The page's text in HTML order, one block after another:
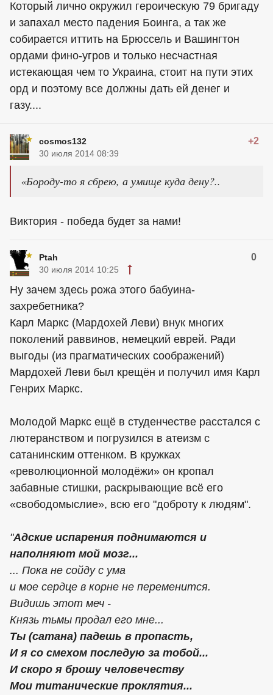
Который лично окружил героическую 79 бригаду
и запахал место падения Боинга, а так же
собирается иттить на Брюссель и Вашингтон
ордами фино-угров и только несчастная
истекающая чем то Украина, стоит на пути этих
орд и поэтому все должны дать ей денег и
газу....
cosmos132 +2
30 июля 2014 08:39
«Бороду-то я сбрею, а умище куда дену?..
Виктория - победа будет за нами!
Ptah 0
30 июля 2014 10:25
Ну зачем здесь рожа этого бабуина-
захребетника?
Карл Маркс (Мардохей Леви) внук многих
поколений раввинов, немецкий еврей. Ради
выгоды (из прагматических соображений)
Мардохей Леви был крещён и получил имя Карл
Генрих Маркс.
Молодой Маркс ещё в студенчестве расстался с
лютеранством и погрузился в атеизм с
сатанинским оттенком. В кружках
«революционной молодёжи» он кропал
забавные стишки, раскрывающие всё его
«свободомыслие», всю его "доброту к людям".
"Адские испарения поднимаются и
наполняют мой мозг...
... Пока не сойду с ума
и мое сердце в корне не переменится.
Видишь этот меч -
Князь тьмы продал его мне...
Ты (сатана) падешь в пропасть,
И я со смехом последую за тобой...
И скоро я брошу человечеству
Мои титанические проклятия...